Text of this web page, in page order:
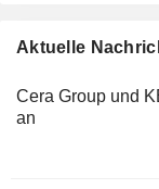
Aktuelle
Cera Group und
an